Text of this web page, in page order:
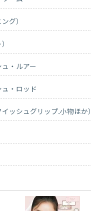
グ）
・ルアー
・ロッド
ッシュグリップ.小物ほか）